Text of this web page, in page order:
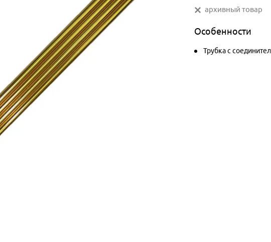
архивный товар
Особенности
Трубка с